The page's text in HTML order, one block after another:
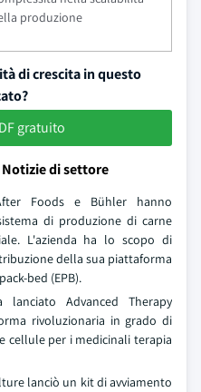
produzione
di crescita in questo
gratuito
di settore
Foods e Bühler hanno
di produzione di carne
L'azienda ha lo scopo di
della sua piattaforma
bed (EPB).
Advanced Therapy
rivoluzionaria in grado di
cellule per i medicinali terapia
lanciò un kit di avviamento